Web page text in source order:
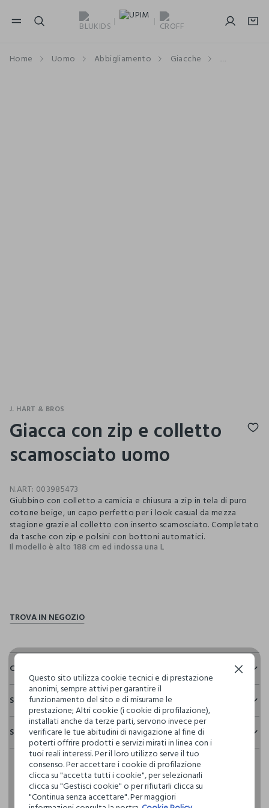
NAVIGATION.ARIA.GOTOMAINCONTENT
Home Uomo Abbigliamento Giacche Giacche
J. HART & BROS
Giacca con zip e colletto
scamosciato uomo
N.ART: 003985473
Giubbino con colletto a camicia e chiusura a zip in tela di puro
cotone beige, un capo perfetto per i look casual da mezza
stagione grazie al colletto con inserto scamosciato. Completato
da tasche con zip e polsini con bottoni automatici.
Il modello è alto 188 cm ed indossa una L
Composizione e cura
Composizione:
TESSUTO PRINCIPALE: 100% COTONE - FODERA CORPO: 80%
POLIESTERE,20% COTONE - FODERA MANICA: 100%
POLIESTERE - COLLO: 100% POLIESTERE
NON CANDEGGIARE
TEMPERATURA MASSIMA 30°C - PROCEDURA DELICATA
Sostenibilità e trasparenza
Sicurezza
Il 100% dei nostri articoli viene sottoposto a test chimico-
fisici, per verificarne il rispetto dei limiti che abbiamo
definito per l’uso di sostanze chimiche, talvolta anche più
restrittivi rispetto a quelli previsti dalla normativa
internazionale.
Clicca qui per vedere i dettagli
Spedizione e resi
Hai fino a 30 giorni dalla consegna del tuo ordine online per
cambiare idea e restituire i prodotti che hai acquistato.
Questo sito utilizza cookie tecnici e di prestazione
anonimi, sempre attivi per garantire il
funzionamento del sito e di misurarne le
prestazione; Altri cookie (i cookie di profilazione),
installati anche da terze parti, servono invece per
verificare le tue abitudini di navigazione al fine di
poterti offrire prodotti e servizi mirati in linea con i
tuoi reali interessi. Per il loro utilizzo serve il tuo
consenso. Per accettare i cookie di profilazione
clicca su "accetta tutti i cookie", per selezionarli
clicca su "Gestisci cookie" o per rifiutarli clicca su
"Continua senza accettare". Per maggiori
Continua senza accettare